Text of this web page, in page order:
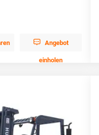
 Angebot
einholen